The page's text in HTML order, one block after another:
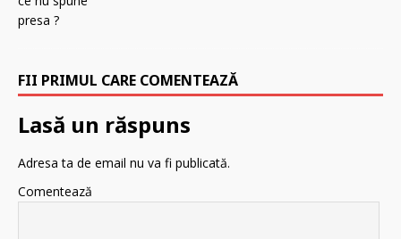
FII PRIMUL CARE COMENTEAZĂ
Lasă un răspuns
Adresa ta de email nu va fi publicată.
Comentează